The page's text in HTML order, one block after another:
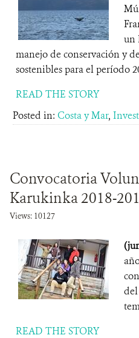
un
manejo de conservación y
sostenibles para el período
READ THE STORY
Posted in: Costa y Mar,
Convocatoria
Karukinka 2018-
Views: 10127
READ THE STORY